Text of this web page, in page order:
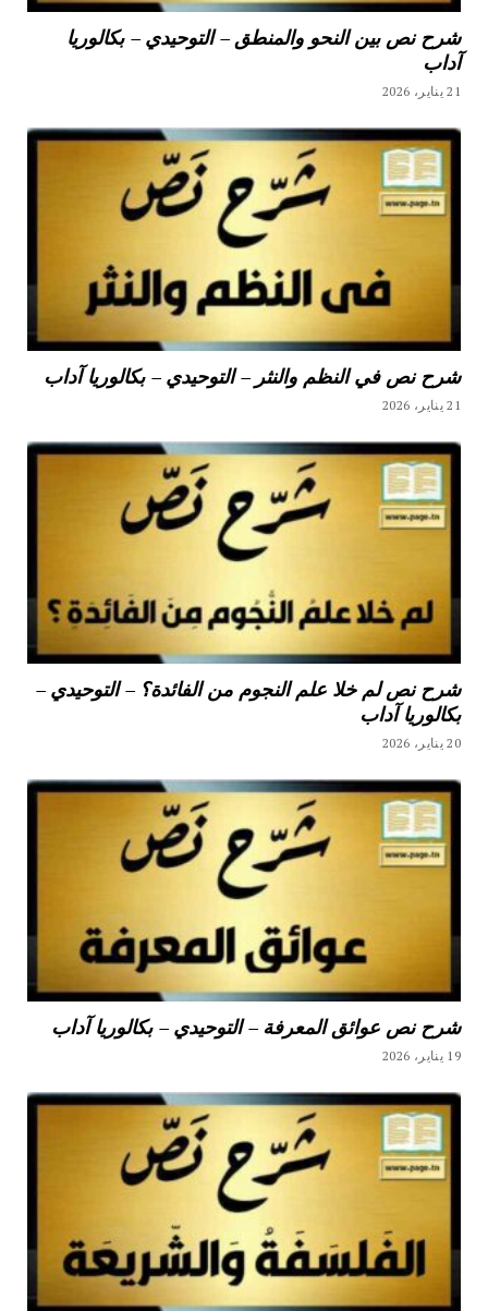
شرح نص بين النحو والمنطق – التوحيدي – بكالوريا
آداب
21 يناير، 2026
شرح نص في النظم والنثر – التوحيدي – بكالوريا آداب
21 يناير، 2026
شرح نص لم خلا علم النجوم من الفائدة؟ – التوحيدي –
بكالوريا آداب
20 يناير، 2026
شرح نص عوائق المعرفة – التوحيدي – بكالوريا آداب
19 يناير، 2026